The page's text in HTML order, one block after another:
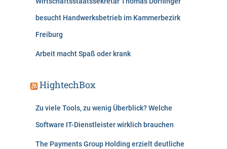
besucht Handwerksbetrieb im Kammerbezirk
Freiburg
Arbeit macht Spaß oder krank
HightechBox
Zu viele Tools, zu wenig Überblick? Welche
Software IT-Dienstleister wirklich brauchen
The Payments Group Holding erzielt deutliche